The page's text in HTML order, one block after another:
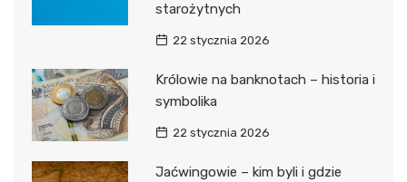
starożytnych
22 stycznia 2026
Królowie na banknotach – historia i
symbolika
22 stycznia 2026
Jaćwingowie – kim byli i gdzie